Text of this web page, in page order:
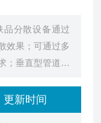
品分散设备通过
效果；可通过多
；垂直型管道排
更新时间